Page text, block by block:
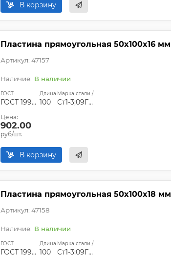
В корзину
Пластина прямоугольная 50х100х16 мм
Артикул: 47157
В наличии
ГОСТ:
ГОСТ 19903-74;ГОСТ 14637-89
Длина:
100
Марка стали / сплава:
Ст1-3;09Г2С;Ст45
Цена:
902.00
руб/шт.
В корзину
Пластина прямоугольная 50х100х18 мм
Артикул: 47158
В наличии
ГОСТ:
ГОСТ 19903-74;ГОСТ 14637-89
Длина:
100
Марка стали / сплава:
Ст1-3;09Г2С;Ст45